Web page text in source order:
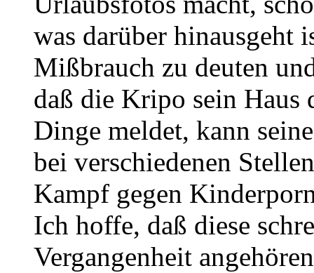
was darüber hinausgeht
Mißbrauch zu deuten
daß die Kripo sein Haus
Dinge meldet, kann
bei verschiedenen
Kampf gegen
Ich hoffe, daß diese
Vergangenheit